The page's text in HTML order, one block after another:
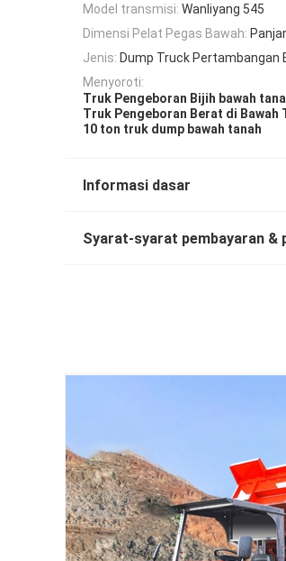
Model transmisi: Wanliyang 545
Dimensi Pelat Pegas Bawah:
Jenis: Dump Truck Pertambangan
Menyoroti:
Truk Pengeboran Bijih bawah
Truk Pengeboran Berat di Bawah
10 ton truk dump bawah tanah
Informasi dasar
Syarat-syarat pembayaran &